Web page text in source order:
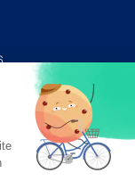
69003 Lyon